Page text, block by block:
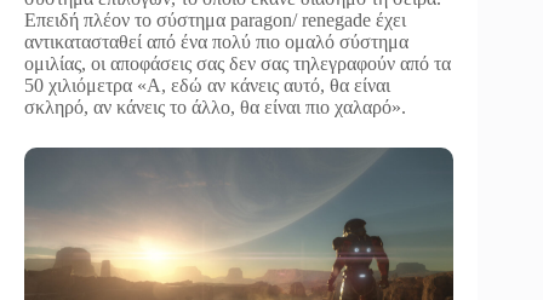
Επειδή πλέον το σύστημα paragon/ renegade έχει
αντικατασταθεί από ένα πολύ πιο ομαλό σύστημα
ομιλίας, οι αποφάσεις σας δεν σας τηλεγραφούν από τα
50 χιλιόμετρα «Α, εδώ αν κάνεις αυτό, θα είναι
σκληρό, αν κάνεις το άλλο, θα είναι πιο χαλαρό».